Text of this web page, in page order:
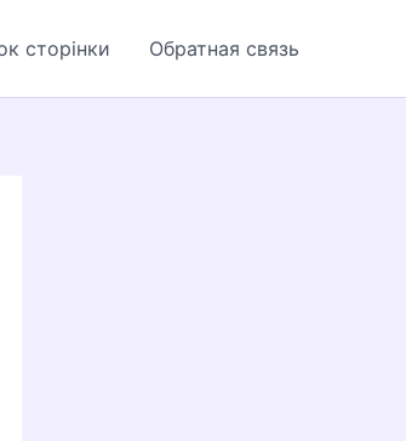
сторінки Обратная связь